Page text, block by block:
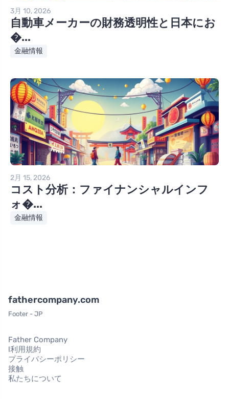
3月 10, 2026
自動車メーカーの財務透明性と日本にお
�...
金融情報
2月 15, 2026
コスト分析：ファイナンシャルインフ
ォ�...
金融情報
fathercompany.com
Footer - JP
Father Company
l利用規約
プライバシーポリシー
接触
私たちについて